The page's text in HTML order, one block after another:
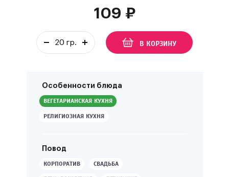
Особенности блюда
ВЕГЕТАРИАНСКАЯ КУХНЯ
РЕЛИГИОЗНАЯ КУХНЯ
Повод
КОРПОРАТИВ СВАДЬБА
109 ₽
В КОРЗИНУ